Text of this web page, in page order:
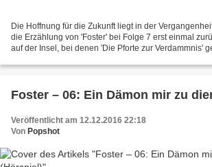
Die Hoffnung für die Zukunft liegt in der
die Erzählung von 'Foster' bei Folge 7 erst einmal
auf der Insel, bei denen 'Die Pforte zur Verdammnis'
Foster – 06: Ein Dämon mir zu
Veröffentlicht am 12.12.2016 22:18
Von Popshot